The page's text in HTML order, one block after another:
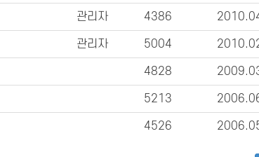
관리자 4386
관리자 5004
4828
5213
4526